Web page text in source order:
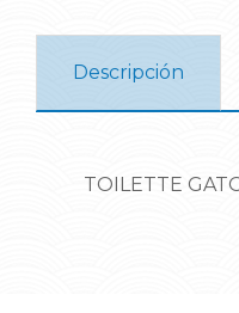
Descripción
TOILETTE